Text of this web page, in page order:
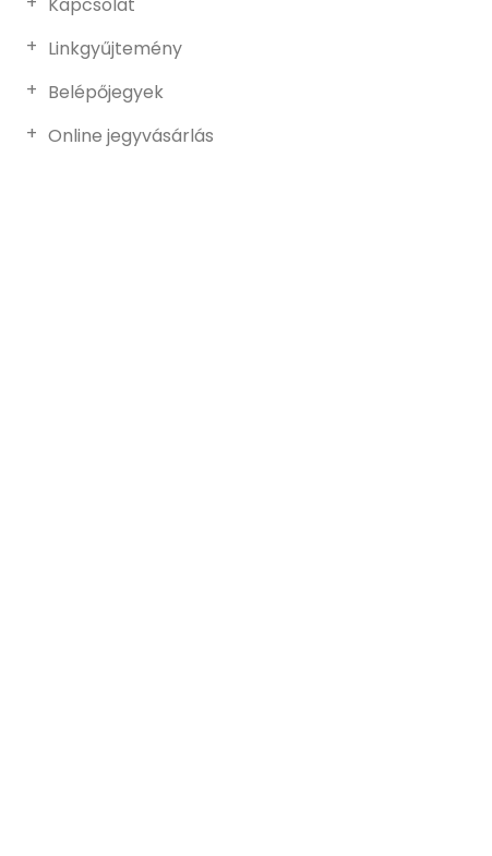
Linkgyűjtemény
Belépőjegyek
Online jegyvásárlás